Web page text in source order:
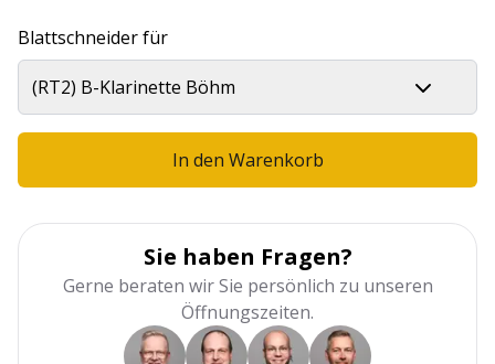
Blattschneider für
(RT2) B-Klarinette Böhm
In den Warenkorb
Sie haben Fragen?
Gerne beraten wir Sie persönlich zu unseren
Öffnungszeiten.